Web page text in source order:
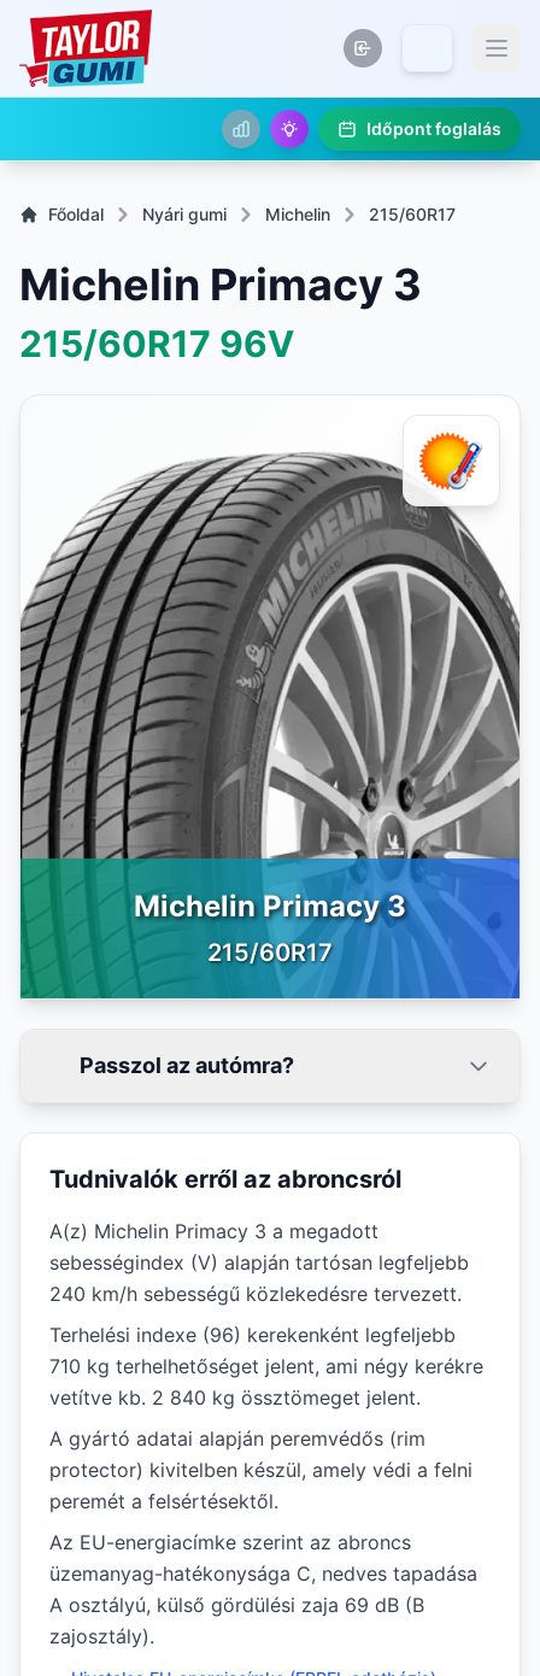
Időpont foglalás
Főoldal Nyári gumi Michelin 215/60R17
Michelin Primacy 3
215/60R17 96V
Michelin Primacy 3
215/60R17
Passzol az autómra?
Tudnivalók erről az abroncsról
A(z) Michelin Primacy 3 a megadott
sebességindex (V) alapján tartósan legfeljebb
240 km/h sebességű közlekedésre tervezett.
Terhelési indexe (96) kerekenként legfeljebb
710 kg terhelhetőséget jelent, ami négy kerékre
vetítve kb. 2 840 kg össztömeget jelent.
A gyártó adatai alapján peremvédős (rim
protector) kivitelben készül, amely védi a felni
peremét a felsértésektől.
Az EU-energiacímke szerint az abroncs
üzemanyag-hatékonysága C, nedves tapadása
A osztályú, külső gördülési zaja 69 dB (B
zajosztály).